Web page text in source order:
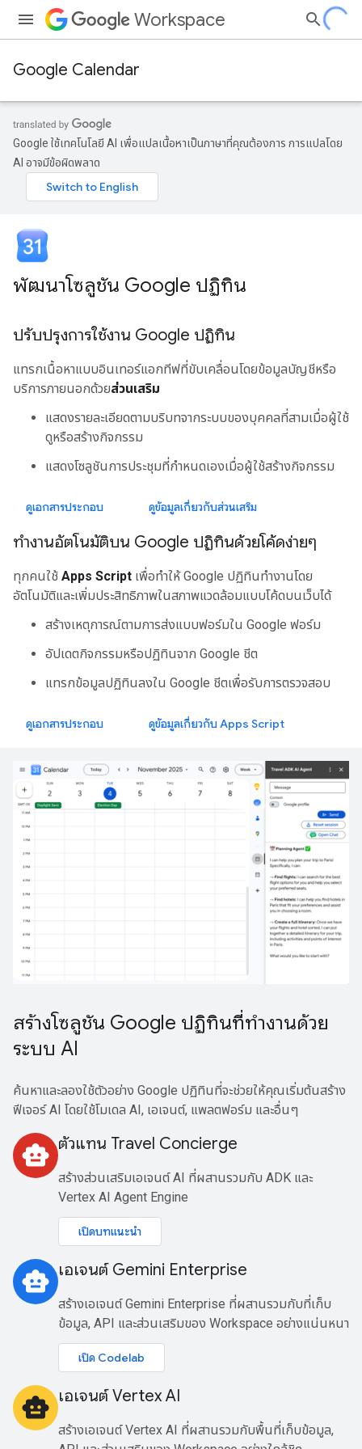
Workspace
Google Calendar
Google ใช้เทคโนโลยี AI เพื่อแปลเนื้อหาเป็นภาษาที่คุณต้องการ การแปลโดย
AI อาจมีข้อผิดพลาด
พัฒนาโซลูชัน Google ปฏิทิน
ปรับปรุงการใช้งาน Google ปฏิทิน
แทรกเนื้อหาแบบอินเทอร์แอกทีฟที่ขับเคลื่อนโดยข้อมูลบัญชีหรือ
บริการภายนอกด้วยส่วนเสริม
แสดงรายละเอียดตามบริบทจากระบบของบุคคลที่สามเมื่อผู้ใช้
ดูหรือสร้างกิจกรรม
แสดงโซลูชันการประชุมที่กำหนดเองเมื่อผู้ใช้สร้างกิจกรรม
ดูเอกสารประกอบ ดูข้อมูลเกี่ยวกับส่วนเสริม
ทำงานอัตโนมัติบน Google ปฏิทินด้วยโค้ดง่ายๆ
ทุกคนใช้ Apps Script เพื่อทําให้ Google ปฏิทินทํางานโดย
อัตโนมัติและเพิ่มประสิทธิภาพในสภาพแวดล้อมแบบโค้ดบนเว็บได้
สร้างเหตุการณ์ตามการส่งแบบฟอร์มใน Google ฟอร์ม
อัปเดตกิจกรรมหรือปฏิทินจาก Google ชีต
แทรกข้อมูลปฏิทินลงใน Google ชีตเพื่อรับการตรวจสอบ
ดูเอกสารประกอบ ดูข้อมูลเกี่ยวกับ Apps Script
สร้างโซลูชัน Google ปฏิทินที่ทำงานด้วย
ระบบ AI
ค้นหาและลองใช้ตัวอย่าง Google ปฏิทินที่จะช่วยให้คุณเริ่มต้นสร้าง
ฟีเจอร์ AI โดยใช้โมเดล AI, เอเจนต์, แพลตฟอร์ม และอื่นๆ
smart_toy ตัวแทน Travel Concierge
สร้างส่วนเสริมเอเจนต์ AI ที่ผสานรวมกับ ADK และ
Vertex AI Agent Engine
เปิดบทแนะนำ
smart_toy เอเจนต์ Gemini Enterprise
สร้างเอเจนต์ Gemini Enterprise ที่ผสานรวมกับที่เก็บ
ข้อมูล, API และส่วนเสริมของ Workspace อย่างแน่นหนา
เปิด Codelab
smart_toy เอเจนต์ Vertex AI
สร้างเอเจนต์ Vertex AI ที่ผสานรวมกับพื้นที่เก็บข้อมูล,